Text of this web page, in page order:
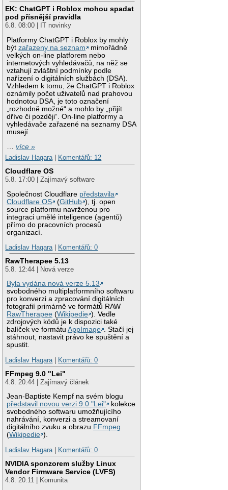
EK: ChatGPT i Roblox mohou spadat
pod přísnější pravidla
6.8. 08:00 | IT novinky
Platformy ChatGPT i Roblox by mohly
býtzařazeny na seznam
mimořádně
velkých on-line platforem nebo
internetových vyhledávačů, na něž se
vztahují zvláštní podmínky podle
nařízení o digitálních službách (DSA).
Vzhledem k tomu, že ChatGPT i Roblox
oznámily počet uživatelů nad prahovou
hodnotou DSA, je toto označení
„rozhodně možné“ a mohlo by „přijít
dříve či později“. On-line platformy a
vyhledávače zařazené na seznamy DSA
musejí
…více »
Ladislav Hagara| Komentářů: 12
Cloudflare OS
5.8. 17:00 | Zajímavý software
Společnost Cloudflare představila
Cloudflare OS
(GitHub ), tj. open
source platformu navrženou pro
integraci umělé inteligence (agentů)
přímo do pracovních procesů
organizací.
Ladislav Hagara| Komentářů: 0
RawTherapee 5.13
5.8. 12:44 | Nová verze
Byla vydána nová verze 5.13
svobodného multiplatformního softwaru
pro konverzi a zpracování digitálních
fotografií primárně ve formátů RAW
RawTherapee (Wikipedie ). Vedle
zdrojových kódů je k dispozici také
balíček ve formátuAppImage . Stačí jej
stáhnout, nastavit právo ke spuštění a
spustit.
Ladislav Hagara| Komentářů: 0
FFmpeg 9.0 "Lei"
4.8. 20:44 | Zajímavý článek
Jean-Baptiste Kempf na svém blogu
představil novou verzi 9.0 "Lei"
kolekce
svobodného softwaru umožňujícího
nahrávání, konverzi a streamovaní
digitálního zvuku a obrazu FFmpeg
(Wikipedie ).
Ladislav Hagara| Komentářů: 0
NVIDIA sponzorem služby Linux
Vendor Firmware Service (LVFS)
4.8. 20:11 | Komunita